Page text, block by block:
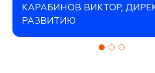
КАРАБИНОВ ВИКТОР,
РАЗВИТИЮ